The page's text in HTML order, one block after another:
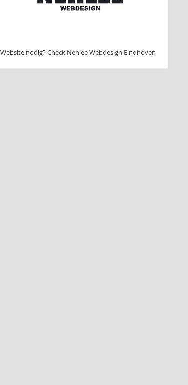
Website nodig? Check Nehlee Webdesign Eindhoven